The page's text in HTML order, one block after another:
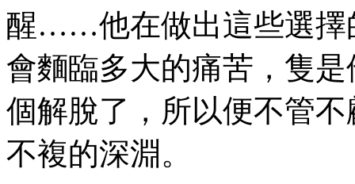
醒……他在做出這些選擇
會麵臨多大的痛苦，隻
個解脫了，所以便不管
不複的深淵。